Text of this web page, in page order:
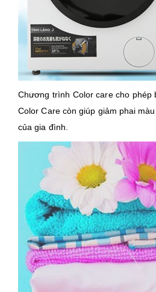
Chương trình Color care cho
Color Care còn giúp giảm phai
của gia đình.